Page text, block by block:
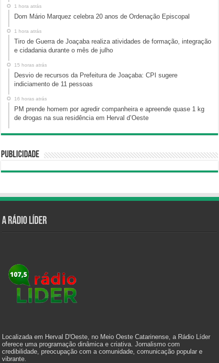
1 hora atrás
Dom Mário Marquez celebra 20 anos de Ordenação Episcopal
1 hora atrás
Tiro de Guerra de Joaçaba realiza atividades de formação, integração
e cidadania durante o mês de julho
15 horas atrás
Desvio de recursos da Prefeitura de Joaçaba: CPI sugere
indiciamento de 11 pessoas
16 horas atrás
PM prende homem por agredir companheira e apreende quase 1 kg
de drogas na sua residência em Herval d’Oeste
Publicidade
A Rádio Líder
Localizada em Herval D'Oeste, no Meio Oeste Catarinense, a Rádio Líder
oferece uma programação dinâmica e criativa. Jornalismo com
credibilidade, preocupação com a comunidade, comunicação popular e
vibrante.